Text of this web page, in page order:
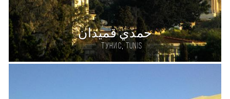
حمدي قميدان
Тунис,Tunis